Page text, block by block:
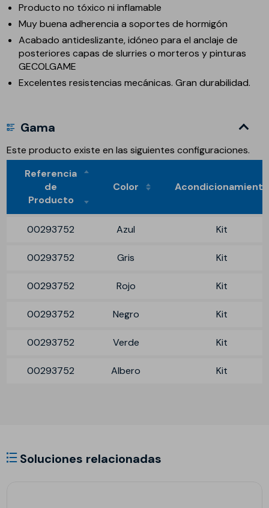
Producto no tóxico ni inflamable
Muy buena adherencia a soportes de hormigón
Acabado antideslizante, idóneo para el anclaje de
posteriores capas de slurries o morteros y pinturas
GECOLGAME
Excelentes resistencias mecánicas. Gran durabilidad.
Gama
Este producto existe en las siguientes configuraciones.
Referencia
de
Producto
Color Acondicionamiento
00293752 Azul Kit
00293752 Gris Kit
00293752 Rojo Kit
00293752 Negro Kit
00293752 Verde Kit
00293752 Albero Kit
Soluciones relacionadas